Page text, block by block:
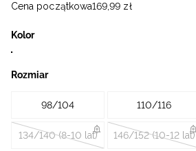
Cena początkowa169,99 zł
Kolor
Rozmiar
98/104 110/116
134/140 (8-10 lat) 146/152 (10-12 lat)